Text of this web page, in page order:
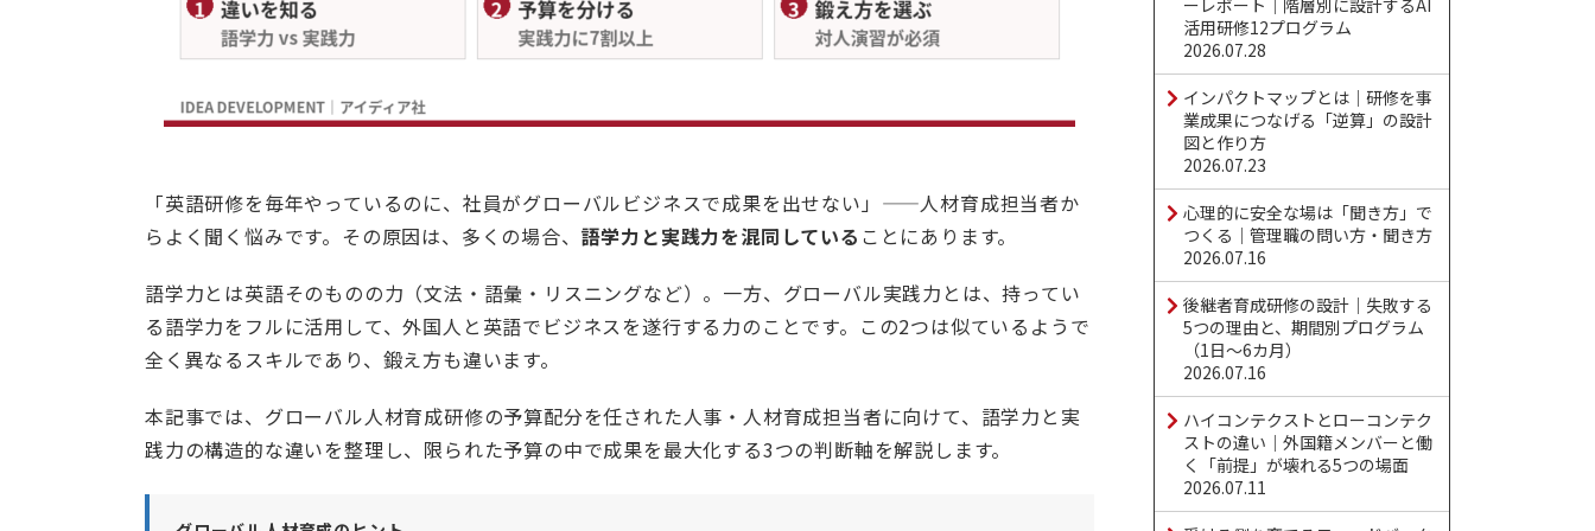
「英語研修を毎年やっているのに、社員がグローバルビジネスで成果を出せない」——人材育成担当者か
らよく聞く悩みです。その原因は、多くの場合、 語学力と実践力を混同している ことにあります。
語学力とは英語そのものの力（文法・語彙・リスニングなど）。一方、グローバル実践力とは、持ってい
る語学力をフルに活用して、外国人と英語でビジネスを遂行する力のことです。この2つは似ているようで
全く異なるスキルであり、鍛え方も違います。
本記事では、グローバル人材育成研修の予算配分を任された人事・人材育成担当者に向けて、語学力と実
践力の構造的な違いを整理し、限られた予算の中で成果を最大化する3つの判断軸を解説します。
ーレポート｜階層別に設計するAI
活用研修12プログラム
2026.07.28
インパクトマップとは｜研修を事
業成果につなげる「逆算」の設計
図と作り方
2026.07.23
心理的に安全な場は「聞き方」で
つくる｜管理職の問い方・聞き方
2026.07.16
後継者育成研修の設計｜失敗する
5つの理由と、期間別プログラム
（1日〜6カ月）
2026.07.16
ハイコンテクストとローコンテク
ストの違い｜外国籍メンバーと働
く「前提」が壊れる5つの場面
2026.07.11